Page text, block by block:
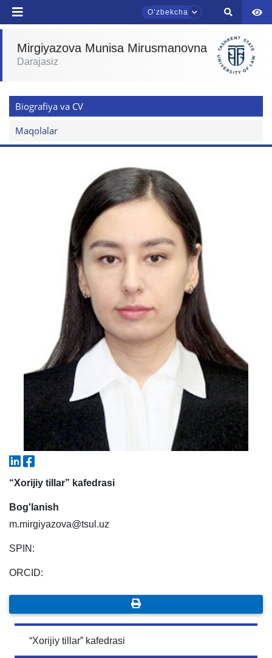
Oʼzbekcha
Mirgiyazova Munisa Mirusmanovna
Darajasiz
Biografiya va CV
Maqolalar
“Xorijiy tillar” kafedrasi
Bog'lanish
m.mirgiyazova@tsul.uz
SPIN:
ORCID:
“Xorijiy tillar” kafedrasi
TDYU qabul murojaatlari chati
Assalomu alaykum! TDYU qabul murojaatlari
chatiga xush kelibsiz.
Mavzuni tanlang — keyin shu mavzudagi aniq
savollar chiqadi:
1. Hujjatlar (bakalavr) (5) 2. Hujjatlar (magistr) (4)
3. Suhbat (bakalavr) (8) 4. Suhbat (magistr) (5)
5. To'lov-kontrakt (2)
8. Bakalavriat kvotasi (3)
✉️ Adminga yozish